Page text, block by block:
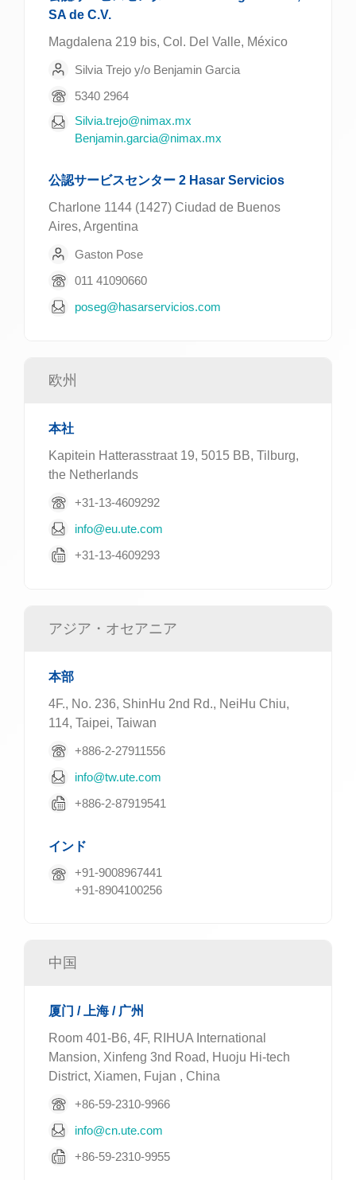
SA de C.V.
Magdalena 219 bis, Col. Del Valle, México
Silvia Trejo y/o Benjamin Garcia
5340 2964
Silvia.trejo@nimax.mx
Benjamin.garcia@nimax.mx
公認サービスセンター 2 Hasar Servicios
Charlone 1144 (1427) Ciudad de Buenos
Aires, Argentina
Gaston Pose
011 41090660
poseg@hasarservicios.com
欧州
本社
Kapitein Hatterasstraat 19, 5015 BB, Tilburg,
the Netherlands
+31-13-4609292
info@eu.ute.com
+31-13-4609293
アジア・オセアニア
本部
4F., No. 236, ShinHu 2nd Rd., NeiHu Chiu,
114, Taipei, Taiwan
+886-2-27911556
info@tw.ute.com
+886-2-87919541
インド
+91-9008967441
+91-8904100256
中国
厦门 / 上海 / 广州
Room 401-B6, 4F, RIHUA International
Mansion, Xinfeng 3nd Road, Huoju Hi-tech
District, Xiamen, Fujan , China
+86-59-2310-9966
info@cn.ute.com
+86-59-2310-9955